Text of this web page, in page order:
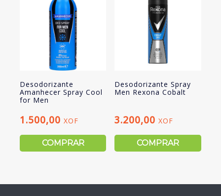
Desodorizante
Amanhecer Spray Cool
for Men
1.500,00 XOF
COMPRAR
Desodorizante Spray
Men Rexona Cobalt
3.200,00XOF
COMPRAR